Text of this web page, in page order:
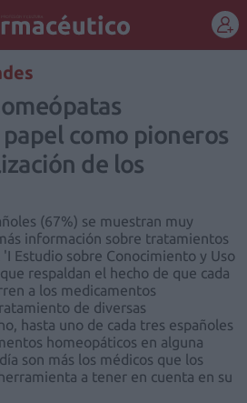
REGÍSTRATE
como pioneros
de los
(67%) se muestran muy
información sobre tratamientos
Estudio sobre Conocimiento y Uso
respaldan el hecho de que cada
a los medicamentos
de diversas
hasta uno de cada tres españoles
homeopáticos en alguna
son más los médicos que los
a tener en cuenta en su